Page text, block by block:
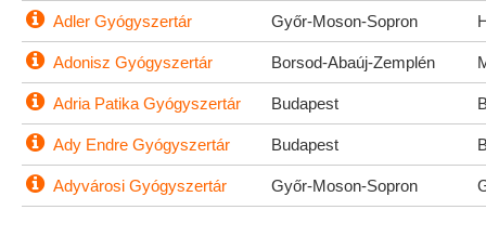
Adler Gyógyszertár Győr-Moson-Sopron
Adonisz Gyógyszertár Borsod-Abaúj-Zemplén
Adria Patika Gyógyszertár Budapest
Ady Endre Gyógyszertár Budapest
Adyvárosi Gyógyszertár Győr-Moson-Sopron